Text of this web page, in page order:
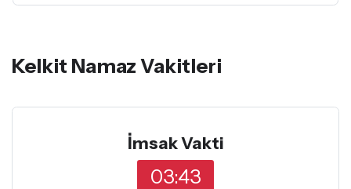
Kelkit Namaz Vakitleri
İmsak Vakti
03:43